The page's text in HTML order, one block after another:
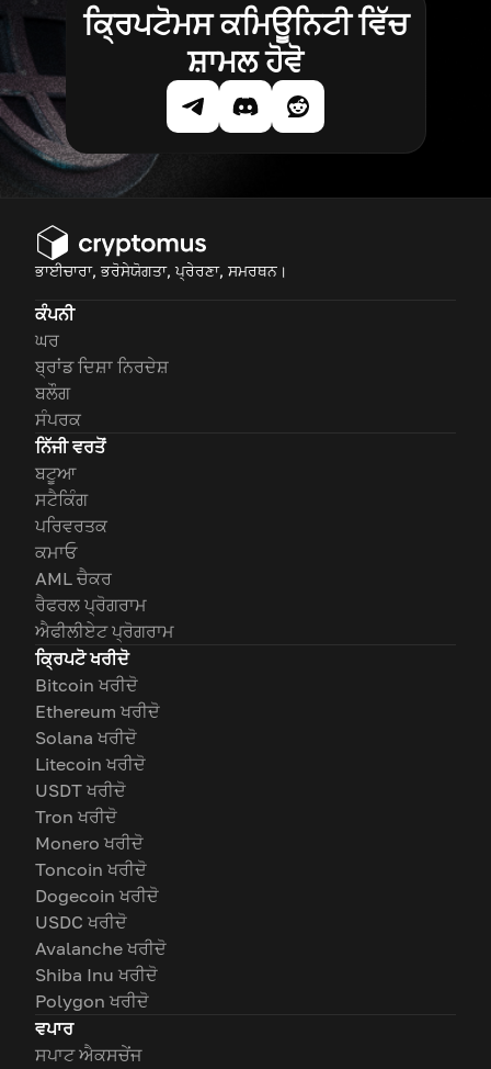
ਕ੍ਰਿਪਟੋਮਸ ਕਮਿਊਨਿਟੀ ਵਿੱਚ
ਸ਼ਾਮਲ ਹੋਵੋ
ਭਾਈਚਾਰਾ, ਭਰੋਸੇਯੋਗਤਾ, ਪ੍ਰੇਰਣਾ, ਸਮਰਥਨ।
ਕੰਪਨੀ
ਘਰ
ਬ੍ਰਾਂਡ ਦਿਸ਼ਾ ਨਿਰਦੇਸ਼
ਬਲੌਗ
ਸੰਪਰਕ
ਨਿੱਜੀ ਵਰਤੋਂ
ਬਟੂਆ
ਸਟੈਕਿੰਗ
ਪਰਿਵਰਤਕ
ਕਮਾਓ
AML ਚੈਕਰ
ਰੈਫਰਲ ਪ੍ਰੋਗਰਾਮ
ਐਫੀਲੀਏਟ ਪ੍ਰੋਗਰਾਮ
ਕ੍ਰਿਪਟੋ ਖਰੀਦੋ
Bitcoin ਖਰੀਦੋ
Ethereum ਖਰੀਦੋ
Solana ਖਰੀਦੋ
Litecoin ਖਰੀਦੋ
USDT ਖਰੀਦੋ
Tron ਖਰੀਦੋ
Monero ਖਰੀਦੋ
Toncoin ਖਰੀਦੋ
Dogecoin ਖਰੀਦੋ
USDC ਖਰੀਦੋ
Avalanche ਖਰੀਦੋ
Shiba Inu ਖਰੀਦੋ
Polygon ਖਰੀਦੋ
ਵਪਾਰ
ਸਪਾਟ ਐਕਸਚੇਂਜ